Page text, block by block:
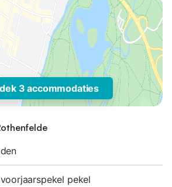
3 accommodaties
pekel